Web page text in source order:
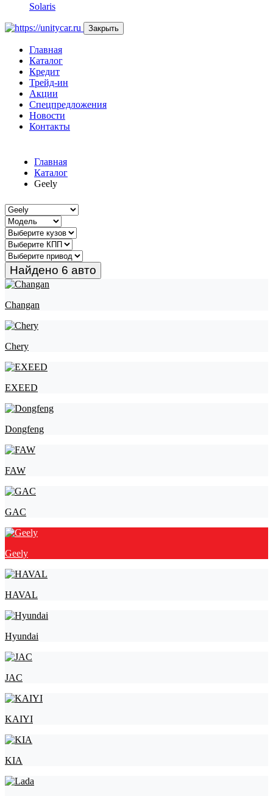
Solaris
Закрыть
Главная
Каталог
Кредит
Трейд-ин
Акции
Спецпредложения
Новости
Контакты
Главная
Каталог
Geely
Найдено 6 авто
Changan
Chery
EXEED
Dongfeng
FAW
GAC
Geely
HAVAL
Hyundai
JAC
KAIYI
KIA